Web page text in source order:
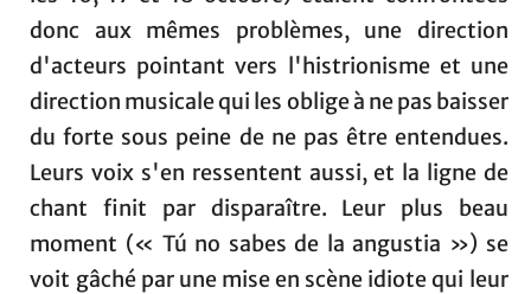
donc aux mêmes problèmes, une direction
d'acteurs pointant vers l'histrionisme et une
direction musicale qui les oblige à ne pas baisser
du forte sous peine de ne pas être entendues.
Leurs voix s'en ressentent aussi, et la ligne de
chant finit par disparaître. Leur plus beau
moment (« Tú no sabes de la angustia ») se
voit gâché par une mise en scène idiote qui leur